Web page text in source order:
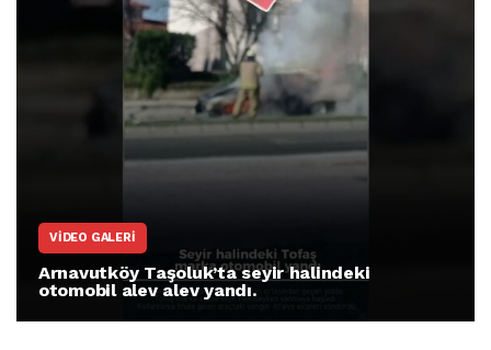
VIDEO GALERI
Arnavutköy Taşoluk’ta seyir halindeki
otomobil alev alev yandı.